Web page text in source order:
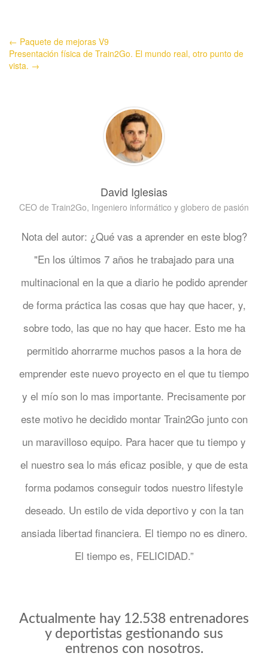
← Paquete de mejoras V9
Presentación física de Train2Go. El mundo real, otro punto de
vista. →
David Iglesias
CEO de Train2Go, Ingeniero informático y globero de pasión
Nota del autor: ¿Qué vas a aprender en este blog?
"En los últimos 7 años he trabajado para una
multinacional en la que a diario he podido aprender
de forma práctica las cosas que hay que hacer, y,
sobre todo, las que no hay que hacer. Esto me ha
permitido ahorrarme muchos pasos a la hora de
emprender este nuevo proyecto en el que tu tiempo
y el mío son lo mas importante. Precisamente por
este motivo he decidido montar Train2Go junto con
un maravilloso equipo. Para hacer que tu tiempo y
el nuestro sea lo más eficaz posible, y que de esta
forma podamos conseguir todos nuestro lifestyle
deseado. Un estilo de vida deportivo y con la tan
ansiada libertad financiera. El tiempo no es dinero.
El tiempo es, FELICIDAD.”
Actualmente hay 12.538 entrenadores
y deportistas gestionando sus
entrenos con nosotros.